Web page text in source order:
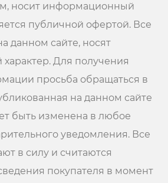
носит информационный
публичной офертой. Все
данном сайте, носят
Для получения
просьба обращаться в
на данном сайте
быть изменена в любое
уведомления. Все
в силу и считаются
покупателя в момент